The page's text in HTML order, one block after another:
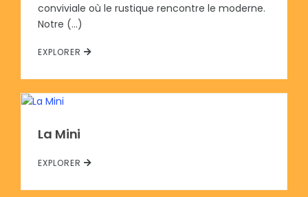
conviviale où le rustique rencontre le moderne.
Notre (…)
EXPLORER
La Mini
EXPLORER